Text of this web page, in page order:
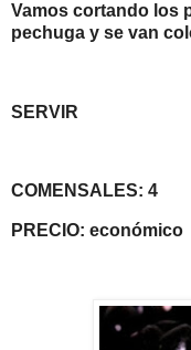
Vamos cortando los
pechuga y se van
SERVIR
COMENSALES: 4
PRECIO: económico